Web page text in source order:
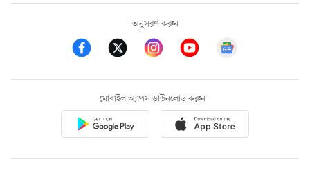
অনুসরণ করুন
মোবাইল অ্যাপস ডাউনলোড করুন